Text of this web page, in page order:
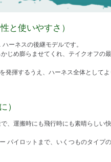
と使いやすさ）
ーネスの後継モデルです。
じめ膨らませてくれ、テイクオフの
揮するうえ、ハーネス全体としてよ
）
、運搬時にも飛行時にも素晴らしい
パイロットまで、いくつものタイプ